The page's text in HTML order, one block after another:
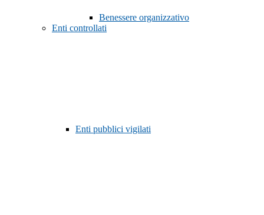
Benessere organizzativo
Enti controllati
Enti pubblici vigilati